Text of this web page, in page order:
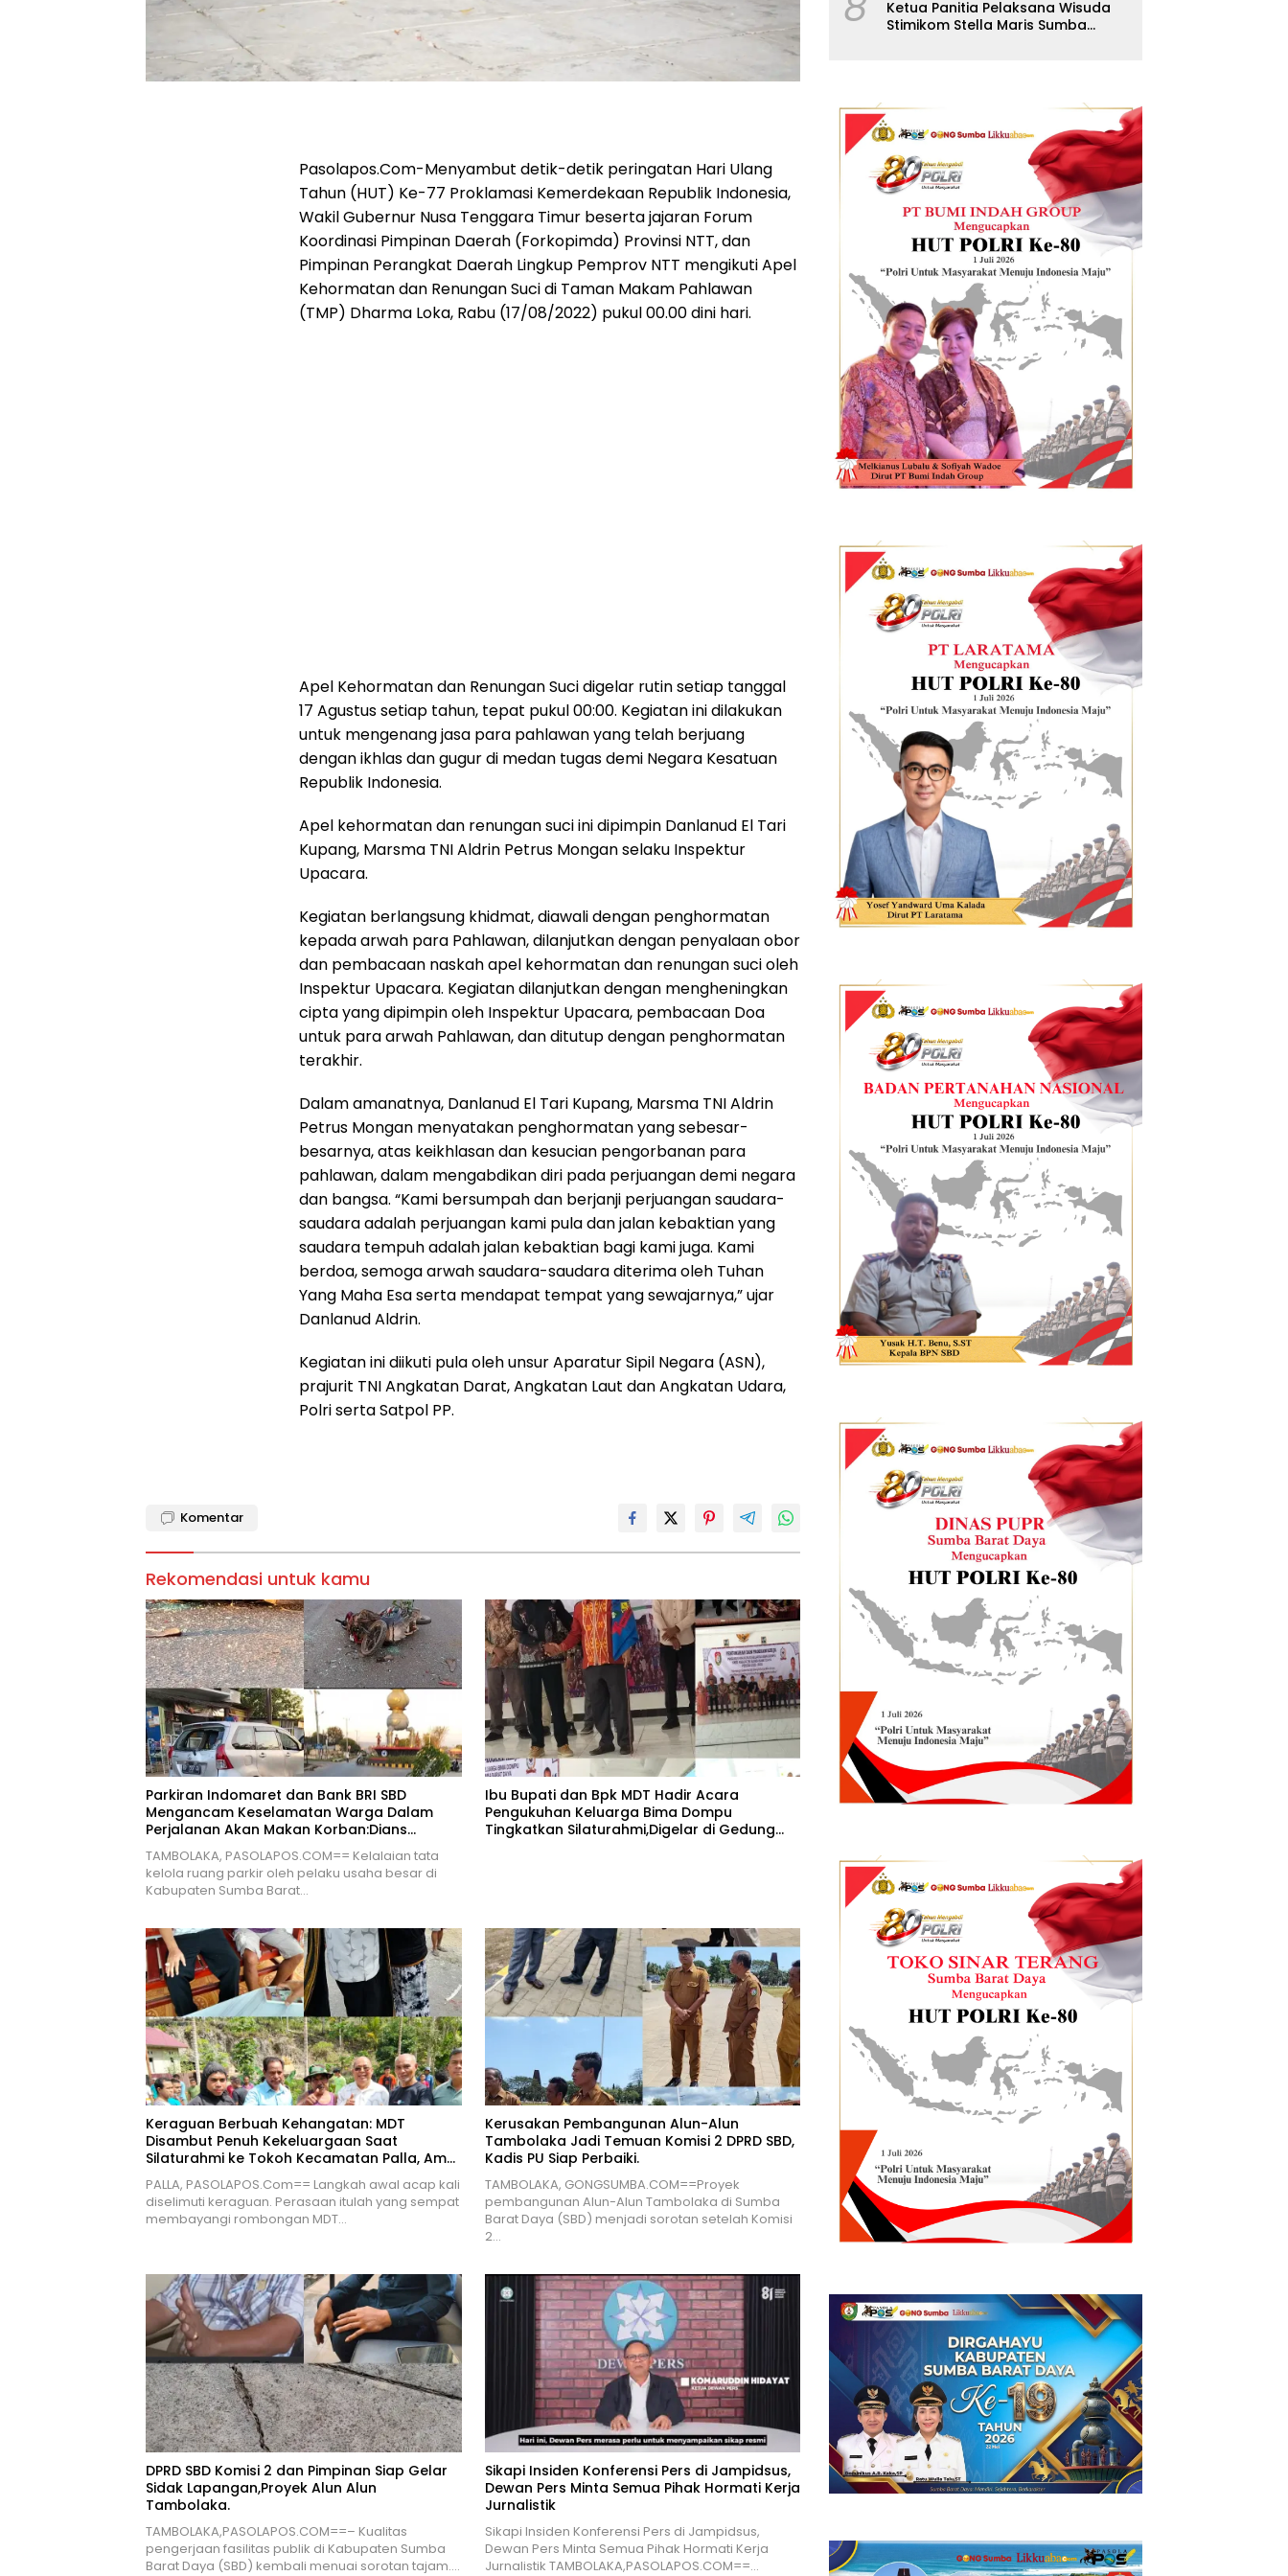
Pasolapos.Com-Menyambut detik-detik peringatan Hari Ulang
Tahun (HUT) Ke-77 Proklamasi Kemerdekaan Republik Indonesia,
Wakil Gubernur Nusa Tenggara Timur beserta jajaran Forum
Koordinasi Pimpinan Daerah (Forkopimda) Provinsi NTT, dan
Pimpinan Perangkat Daerah Lingkup Pemprov NTT mengikuti Apel
Kehormatan dan Renungan Suci di Taman Makam Pahlawan
(TMP) Dharma Loka, Rabu (17/08/2022) pukul 00.00 dini hari.
Apel Kehormatan dan Renungan Suci digelar rutin setiap tanggal
17 Agustus setiap tahun, tepat pukul 00:00. Kegiatan ini dilakukan
untuk mengenang jasa para pahlawan yang telah berjuang
dengan ikhlas dan gugur di medan tugas demi Negara Kesatuan
Republik Indonesia.
Apel kehormatan dan renungan suci ini dipimpin Danlanud El Tari
Kupang, Marsma TNI Aldrin Petrus Mongan selaku Inspektur
Upacara.
Kegiatan berlangsung khidmat, diawali dengan penghormatan
kepada arwah para Pahlawan, dilanjutkan dengan penyalaan obor
dan pembacaan naskah apel kehormatan dan renungan suci oleh
Inspektur Upacara. Kegiatan dilanjutkan dengan mengheningkan
cipta yang dipimpin oleh Inspektur Upacara, pembacaan Doa
untuk para arwah Pahlawan, dan ditutup dengan penghormatan
terakhir.
Dalam amanatnya, Danlanud El Tari Kupang, Marsma TNI Aldrin
Petrus Mongan menyatakan penghormatan yang sebesar-
besarnya, atas keikhlasan dan kesucian pengorbanan para
pahlawan, dalam mengabdikan diri pada perjuangan demi negara
dan bangsa. “Kami bersumpah dan berjanji perjuangan saudara-
saudara adalah perjuangan kami pula dan jalan kebaktian yang
saudara tempuh adalah jalan kebaktian bagi kami juga. Kami
berdoa, semoga arwah saudara-saudara diterima oleh Tuhan
Yang Maha Esa serta mendapat tempat yang sewajarnya,” ujar
Danlanud Aldrin.
Kegiatan ini diikuti pula oleh unsur Aparatur Sipil Negara (ASN),
prajurit TNI Angkatan Darat, Angkatan Laut dan Angkatan Udara,
Polri serta Satpol PP.
Komentar
Rekomendasi untuk kamu
Parkiran Indomaret dan Bank BRI SBD
Mengancam Keselamatan Warga Dalam
Perjalanan Akan Makan Korban:Dians
Bertindak Tegas!
TAMBOLAKA, PASOLAPOS.COM== Kelalaian tata
kelola ruang parkir oleh pelaku usaha besar di
Kabupaten Sumba Barat…
Ibu Bupati dan Bpk MDT Hadir Acara
Pengukuhan Keluarga Bima Dompu
Tingkatkan Silaturahmi,Digelar di Gedung
Keraguan Berbuah Kehangatan: MDT
Disambut Penuh Kekeluargaan Saat
Silaturahmi ke Tokoh Kecamatan Palla, Ama
Aris Weekaredi
PALLA, PASOLAPOS.Com== Langkah awal acap kali
diselimuti keraguan. Perasaan itulah yang sempat
membayangi rombongan MDT…
Kerusakan Pembangunan Alun-Alun
Tambolaka Jadi Temuan Komisi 2 DPRD SBD,
Kadis PU Siap Perbaiki.
TAMBOLAKA, GONGSUMBA.COM==Proyek
pembangunan Alun-Alun Tambolaka di Sumba
Barat Daya (SBD) menjadi sorotan setelah Komisi
2…
DPRD SBD Komisi 2 dan Pimpinan Siap Gelar
Sidak Lapangan,Proyek Alun Alun
Tambolaka.
TAMBOLAKA,PASOLAPOS.COM==– Kualitas
pengerjaan fasilitas publik di Kabupaten Sumba
Barat Daya (SBD) kembali menuai sorotan tajam….
Sikapi Insiden Konferensi Pers di Jampidsus,
Dewan Pers Minta Semua Pihak Hormati Kerja
Jurnalistik
Sikapi Insiden Konferensi Pers di Jampidsus,
Dewan Pers Minta Semua Pihak Hormati Kerja
Jurnalistik TAMBOLAKA,PASOLAPOS.COM==…
Ketua Panitia Pelaksana Wisuda
Stimikom Stella Maris Sumba